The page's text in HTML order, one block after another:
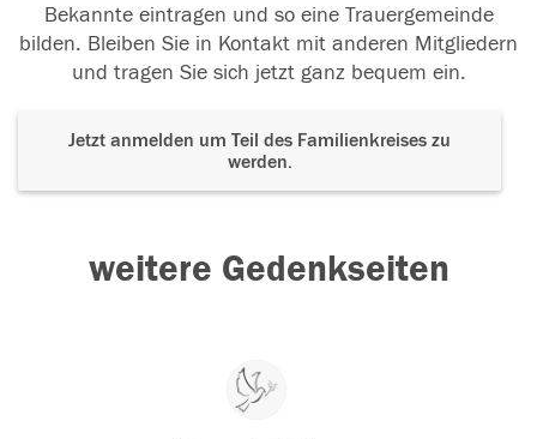
Bekannte eintragen und so eine Trauergemeinde
bilden. Bleiben Sie in Kontakt mit anderen Mitgliedern
und tragen Sie sich jetzt ganz bequem ein.
Jetzt anmelden um Teil des Familienkreises zu
werden.
weitere Gedenkseiten